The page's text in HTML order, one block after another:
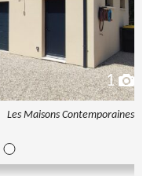
1
Les Maisons Contemporaines